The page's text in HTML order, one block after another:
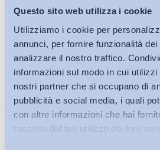
Questo sito web utilizza i cookie
Utilizziamo i cookie per
annunci, per fornire funzionalità
analizzare il nostro traffico.
informazioni sul modo in cui
nostri partner che si occupano di
pubblicità e social media, i quali
con altre informazioni che hai
raccolto dal tuo utilizzo dei loro
Iscriviti alla